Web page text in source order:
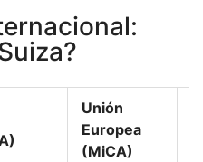
Unión
Europea
(MiCA)